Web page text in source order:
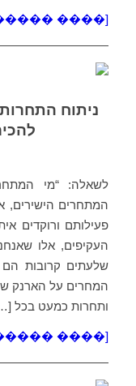
�����...]
ניתוח
לשאלה: “מי
המתחרים הישירים,
פעילותם ורוקדים
העקיפים, אלו
שלעתים קרובות הם
המחרים על הארנק
ותחרות כמעט בכל
�����...]